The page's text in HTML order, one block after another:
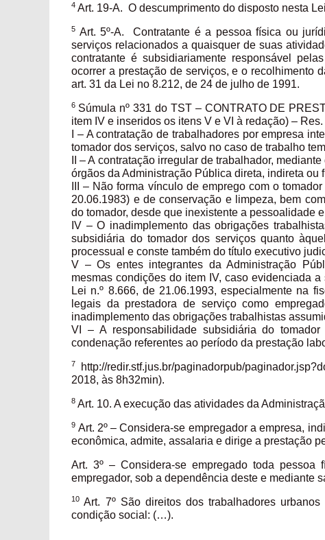
4 Art. 19-A. O descumprimento do disposto nesta
5 Art. 5º-A. Contratante é a pessoa física ou
serviços relacionados a quaisquer de suas
contratante é subsidiariamente responsável
ocorrer a prestação de serviços, e o recolhimento
art. 31 da Lei no 8.212, de 24 de julho de 1991.
6 Súmula nº 331 do TST – CONTRATO DE
item IV e inseridos os itens V e VI à redação) –
I – A contratação de trabalhadores por empresa
tomador dos serviços, salvo no caso de trabalho
II – A contratação irregular de trabalhador,
órgãos da Administração Pública direta, indireta ou
III – Não forma vínculo de emprego com o
20.06.1983) e de conservação e limpeza, bem
do tomador, desde que inexistente a pessoalidade
IV – O inadimplemento das obrigações
subsidiária do tomador dos serviços quanto
processual e conste também do título executivo
V – Os entes integrantes da Administração
mesmas condições do item IV, caso evidenciada
Lei n.º 8.666, de 21.06.1993, especialmente na
legais da prestadora de serviço como
inadimplemento das obrigações trabalhistas
VI – A responsabilidade subsidiária do
condenação referentes ao período da prestação
7
http://redir.stf.jus.br/paginadorpub/
2018, às 8h32min).
8 Art. 10. A execução das atividades da
9 Art. 2º – Considera-se empregador a empresa,
econômica, admite, assalaria e dirige a prestação
Art. 3º – Considera-se empregado toda
empregador, sob a dependência deste e mediante
10 Art. 7º São direitos dos trabalhadores
condição social: (…).